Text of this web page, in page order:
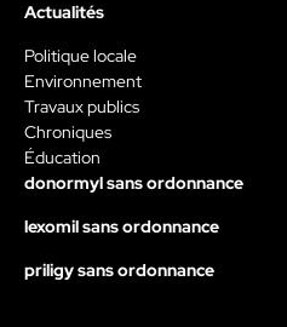
Actualités
Politique locale
Environnement
Travaux publics
Chroniques
Éducation
donormyl sans ordonnance
lexomil sans ordonnance
priligy sans ordonnance